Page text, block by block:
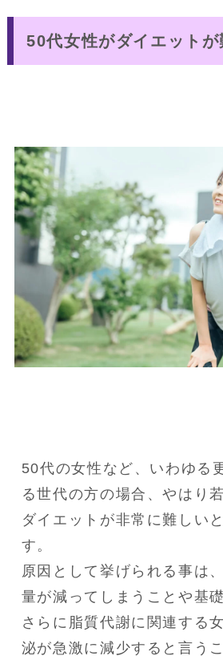
50代女性がダイエットが
50代の女性など、いわゆる
る世代の方の場合、やはり
ダイエットが非常に難しい
す。
原因として挙げられる事は
量が減ってしまうことや基
さらに脂質代謝に関連する
泌が急激に減少すると言う